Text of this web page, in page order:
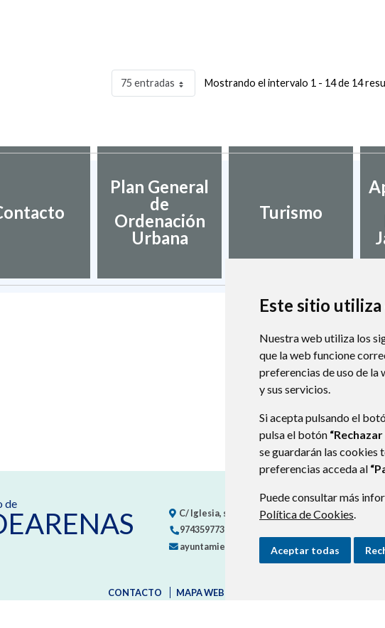
Este sitio
Nuestra web utiliza los
que la web funcione
preferencias de uso de la
y sus servicios.
Si acepta pulsando el
pulsa el botón
se guardarán las cookies
preferencias acceda al
Puede consultar más
Política de Cookies.
Aceptar todas
75 entradas Mostrando el intervalo 1 - 14 de 14
Plan General
de
Ordenación
Urbana
Turismo
de
C/ Iglesia, s/n 22624CALDEARENAS (HUESCA)
974359773
ayuntamiento@caldearenas.es
CONTACTO MAPA WEB